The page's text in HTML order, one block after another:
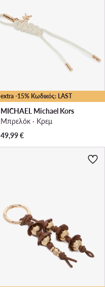
extra -15% Κωδικός: LAST
MICHAEL Michael Kors
Μπρελόκ · Κρεμ
49,99€